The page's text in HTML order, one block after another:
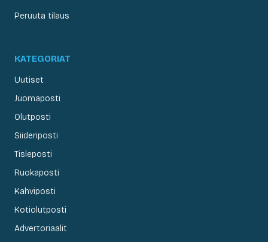
Peruuta tilaus
KATEGORIAT
Uutiset
Juomaposti
Olutposti
Siideriposti
Tisleposti
Ruokaposti
Kahviposti
Kotiolutposti
Advertoriaalit